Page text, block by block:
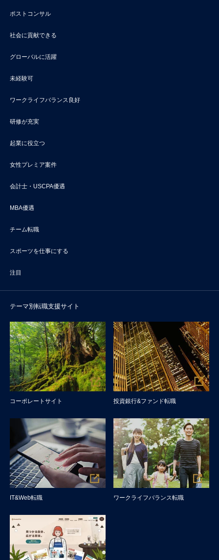
ポストコンサル
社会に貢献できる
グローバルに活躍
未経験可
ワークライフバランス良好
研修が充実
起業に役立つ
女性プレミア案件
会計士・USCPA優遇
MBA優遇
チーム転職
スポーツを仕事にする
注目
テーマ別転職支援サイト
コーポレートサイト 投資銀行&ファンド転職
IT&Web転職 ワークライフバランス転職